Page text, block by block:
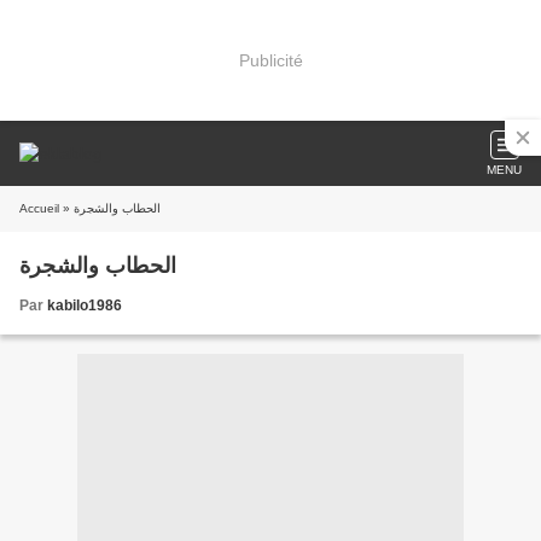
Publicité
MENU
Accueil » الحطاب والشجرة
الحطاب والشجرة
Par kabilo1986